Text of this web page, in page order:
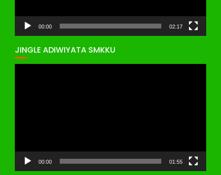
00:00 02:17
JINGLE ADIWIYATA SMKKU
00:00 01:55